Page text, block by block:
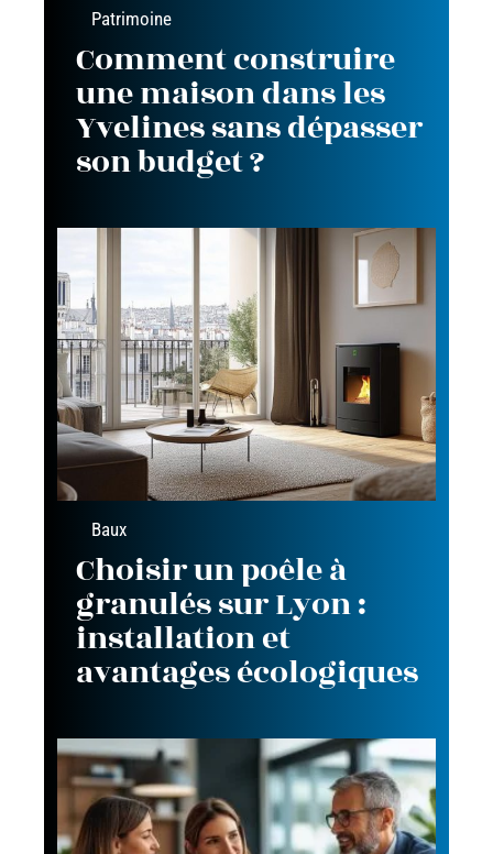
Patrimoine
Comment construire
une maison dans les
Yvelines sans dépasser
son budget ?
Baux
Choisir un poêle à
granulés sur Lyon :
installation et
avantages écologiques